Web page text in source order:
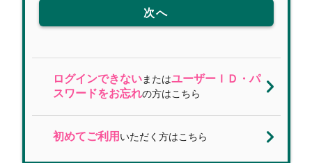
次へ
ログインできないまたはユーザーＩＤ・パ
スワードをお忘れの方はこちら
初めてご利用 いただく方はこちら